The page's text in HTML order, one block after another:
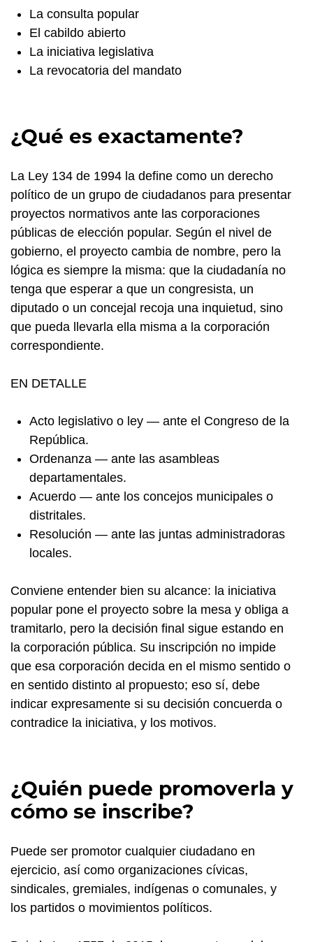
La consulta popular
El cabildo abierto
La iniciativa legislativa
La revocatoria del mandato
¿Qué es exactamente?
La Ley 134 de 1994 la define como un derecho
político de un grupo de ciudadanos para presentar
proyectos normativos ante las corporaciones
públicas de elección popular. Según el nivel de
gobierno, el proyecto cambia de nombre, pero la
lógica es siempre la misma: que la ciudadanía no
tenga que esperar a que un congresista, un
diputado o un concejal recoja una inquietud, sino
que pueda llevarla ella misma a la corporación
correspondiente.
EN DETALLE
Acto legislativo o ley — ante el Congreso de la
República.
Ordenanza — ante las asambleas
departamentales.
Acuerdo — ante los concejos municipales o
distritales.
Resolución — ante las juntas administradoras
locales.
Conviene entender bien su alcance: la iniciativa
popular pone el proyecto sobre la mesa y obliga a
tramitarlo, pero la decisión final sigue estando en
la corporación pública. Su inscripción no impide
que esa corporación decida en el mismo sentido o
en sentido distinto al propuesto; eso sí, debe
indicar expresamente si su decisión concuerda o
contradice la iniciativa, y los motivos.
¿Quién puede promoverla y
cómo se inscribe?
Puede ser promotor cualquier ciudadano en
ejercicio, así como organizaciones cívicas,
sindicales, gremiales, indígenas o comunales, y
los partidos o movimientos políticos.